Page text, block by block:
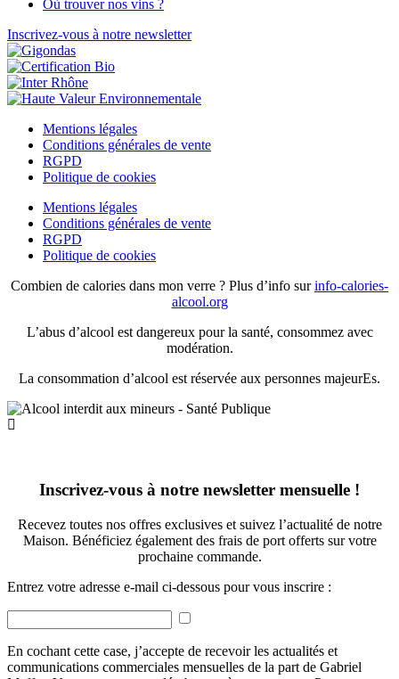
Où trouver nos vins ?
Inscrivez-vous à notre newsletter
Mentions légales
Conditions générales de vente
RGPD
Politique de cookies
Mentions légales
Conditions générales de vente
RGPD
Politique de cookies
Combien de calories dans mon verre ? Plus d’info surinfo-calories-
alcool.org
L’abus d’alcool est dangereux pour la santé, consommez avec
modération.
La consommation d’alcool est réservée aux personnes majeurEs.
Inscrivez-vous à notre newsletter mensuelle !
Recevez toutes nos offres exclusives et suivez l’actualité de notre
Maison. Bénéficiez également des frais de port offerts sur votre
prochaine commande.
Entrez votre adresse e-mail ci-dessous pour vous inscrire :
En cochant cette case, j’accepte de recevoir les actualités et
communications commerciales mensuelles de la part de Gabriel